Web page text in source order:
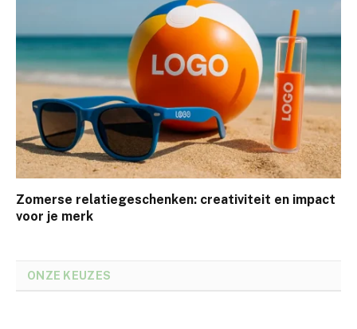
Zomerse relatiegeschenken: creativiteit en impact
voor je merk
ONZE KEUZES